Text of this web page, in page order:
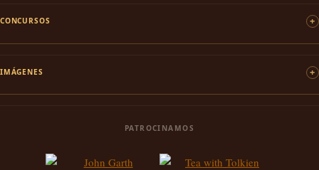
CONCURSOS
IMÁGENES
PATROCINAMOS